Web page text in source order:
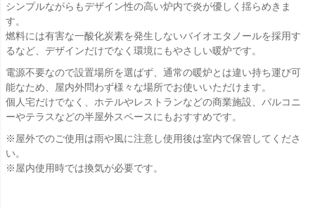
シンプルながらもデザイン性の高い炉内で炎が優しく揺らめきま
す。
燃料には有害な一酸化炭素を発生しないバイオエタノールを採用す
るなど、デザインだけでなく環境にもやさしい暖炉です。
電源不要なので設置場所を選ばず、通常の暖炉とは違い持ち運び可
能なため、屋内外問わず様々な場所でお使いいただけます。
個人宅だけでなく、ホテルやレストランなどの商業施設、バルコニ
ーやテラスなどの半屋外スペースにもおすすめです。
※屋外でのご使用は雨や風に注意し使用後は室内で保管してくださ
い。
※屋内使用時では換気が必要です。